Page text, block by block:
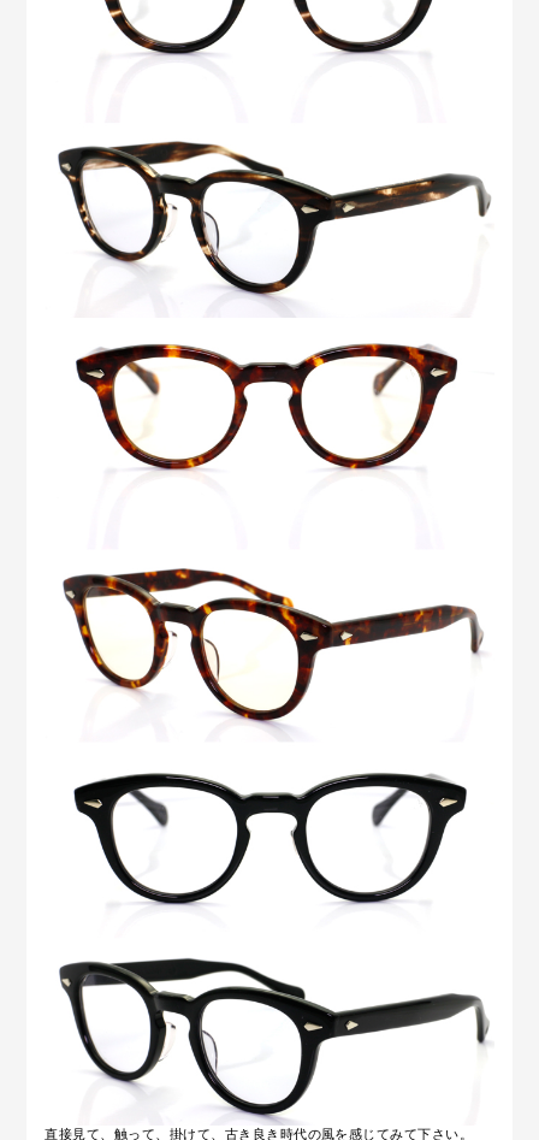
直接見て、触って、掛けて、古き良き時代の風を感じてみて下さい。